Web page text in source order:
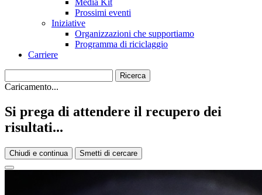
Media Kit
Prossimi eventi
Iniziative
Organizzazioni che supportiamo
Programma di riciclaggio
Carriere
Caricamento...
Si prega di attendere il recupero dei
risultati...
Chiudi e continua Smetti di cercare